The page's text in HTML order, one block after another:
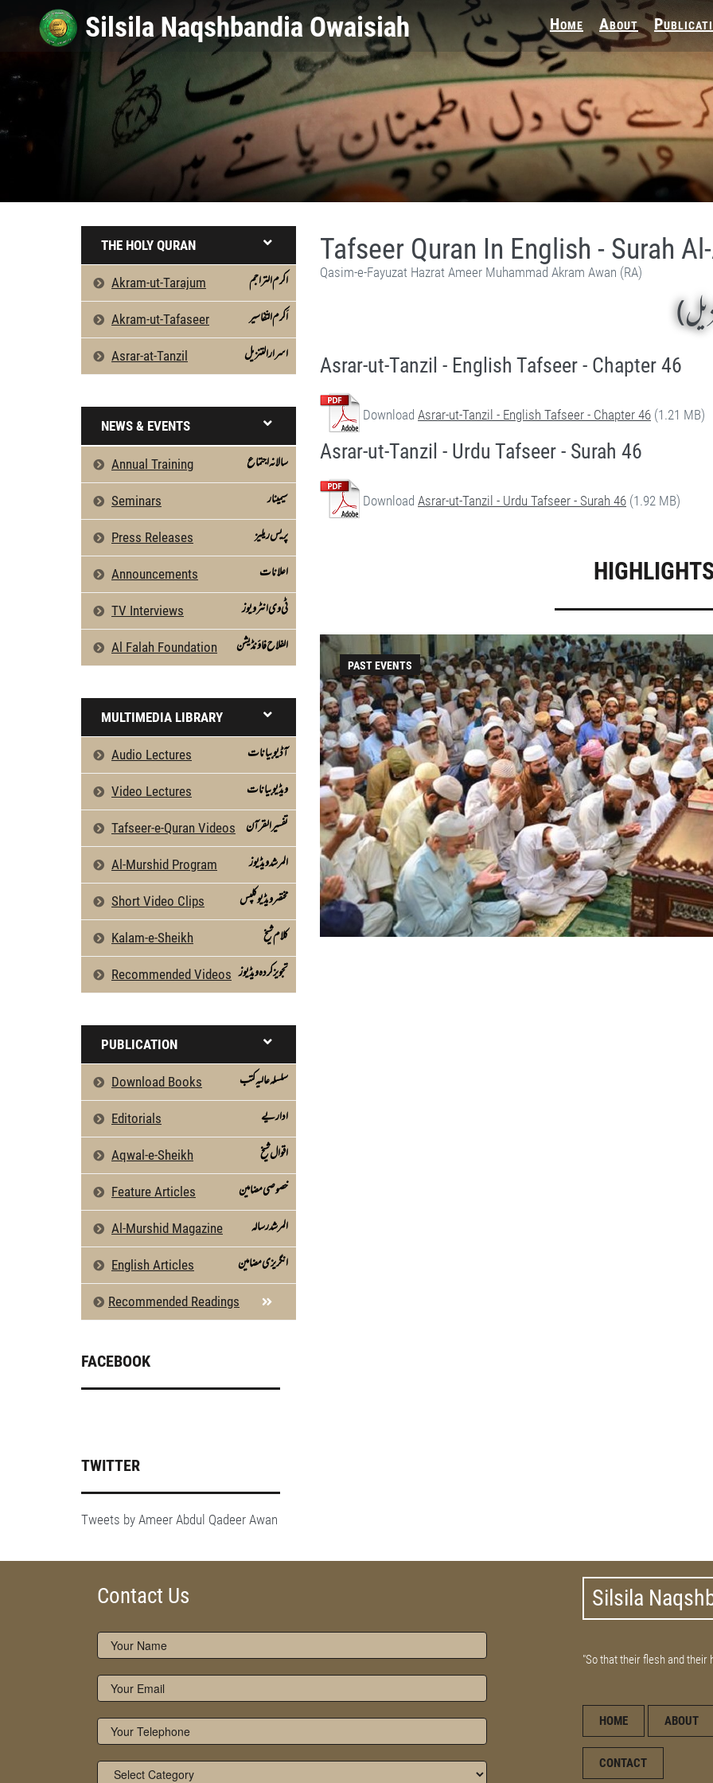
Home About
THE HOLY QURAN
Akram-ut-Tarajum اکرم التراجم
Akram-ut-Tafaseer اَکرم التّفاسیر
Asrar-at-Tanzil اسرارالتنزیل
NEWS & EVENTS
Annual Training سالانہ اجتماع
Seminars سیمینار
Press Releases پریس ریلیز
Announcements اعلانات
TV Interviews ٹی وی انٹرویوز
Al Falah Foundation الفلاح فاؤنڈیشن
MULTIMEDIA LIBRARY
Audio Lectures آڈیو بیانات
Video Lectures ویڈیو بیانات
Tafseer-e-Quran Videos تفسیرالقرآن
Al-Murshid Program المرشد ویڈیوز
Short Video Clips مختصر ویڈیو کلپس
Kalam-e-Sheikh كلام شیخ
Recommended Videos تجویز کردہ ویڈیوز
PUBLICATION
Download Books سلسلہ عالیہ کتب
Editorials اداریے
Aqwal-e-Sheikh اقوال شیخ
Feature Articles خصوصی مضامین
Al-Murshid Magazine المرشد رسالہ
English Articles انگریزی مضامین
Recommended Readings
FACEBOOK
TWITTER
Tweets by Ameer Abdul Qadeer Awan
Tafseer Quran In English - Surah
Qasim-e-Fayuzat Hazrat Ameer Muhammad Akram Awan (RA)
Asrar-ut-Tanzil - English Tafseer - Chapter 46
Download Asrar-ut-Tanzil - English Tafseer - Chapter 46 (1.21 MB)
Asrar-ut-Tanzil - Urdu Tafseer - Surah 46
Download Asrar-ut-Tanzil - Urdu Tafseer - Surah 46 (1.92 MB)
PAST EVENTS
Contact Us Silsila
"So that their flesh and their
HOME ABOUT
CONTACT